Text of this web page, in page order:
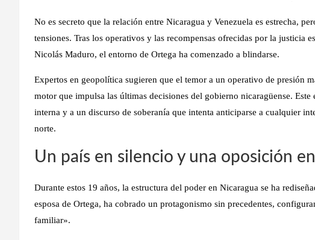
No es secreto que la relación entre Nicaragua y Venezuela es estrecha,
tensiones. Tras los operativos y las recompensas ofrecidas por la justicia
Nicolás Maduro, el entorno de Ortega ha comenzado a blindarse.
Expertos en geopolítica sugieren que el temor a un operativo de presión
motor que impulsa las últimas decisiones del gobierno nicaragüense.
interna y a un discurso de soberanía que intenta anticiparse a cualquier
norte.
Un país en silencio y una oposición
Durante estos 19 años, la estructura del poder en Nicaragua se ha
esposa de Ortega, ha cobrado un protagonismo sin precedentes,
familiar».